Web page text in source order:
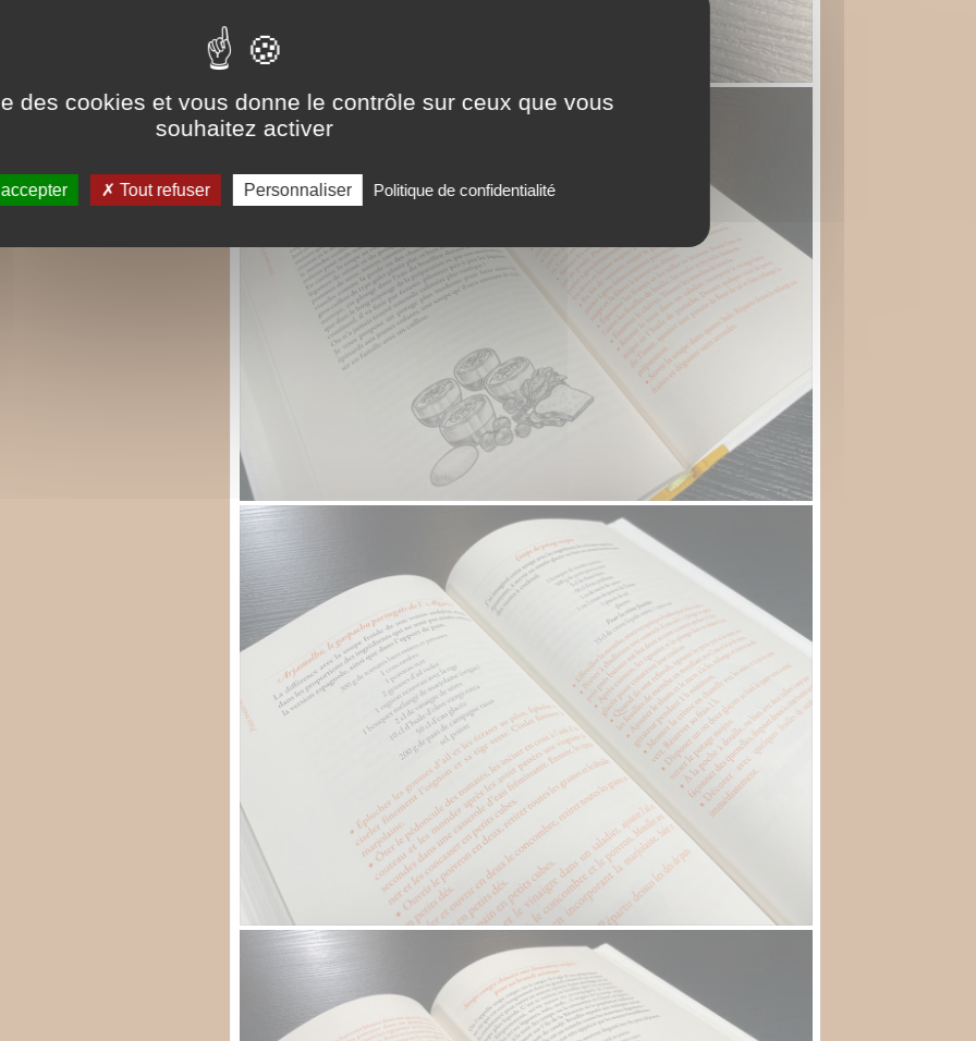
des cookies et vous donne le contrôle sur ceux que vous
souhaitez activer
Tout refuser Personnaliser Politique de confidentialité